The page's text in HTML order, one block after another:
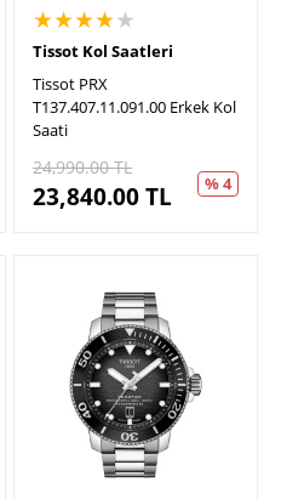
★★★★★
Tissot Kol Saatleri
Tissot PRX
T137.407.11.091.00 Erkek Kol
Saati
24,990.00TL
23,840.00TL % 4